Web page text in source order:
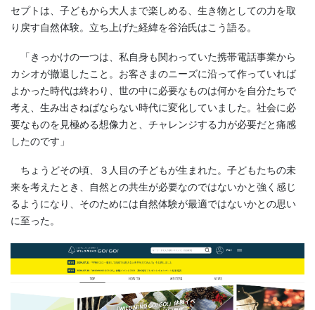
セプトは、子どもから大人まで楽しめる、生き物としての力を取
り戻す自然体験。立ち上げた経緯を谷治氏はこう語る。
「きっかけの一つは、私自身も関わっていた携帯電話事業から
カシオが撤退したこと。お客さまのニーズに沿って作っていれば
よかった時代は終わり、世の中に必要なものは何かを自分たちで
考え、生み出さねばならない時代に変化していました。社会に必
要なものを見極める想像力と、チャレンジする力が必要だと痛感
したのです」
ちょうどその頃、３人目の子どもが生まれた。子どもたちの未
来を考えたとき、自然との共生が必要なのではないかと強く感じ
るようになり、そのためには自然体験が最適ではないかとの思い
に至った。